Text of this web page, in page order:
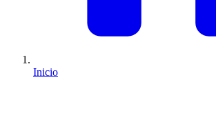
Inicio